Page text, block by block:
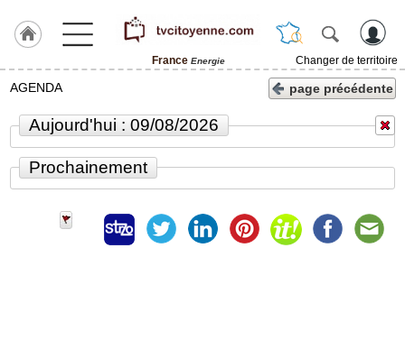
France Energie
Changer de territoire
Accueil
Rubrique
Agenda
AGENDA page précédente
Aujourd'hui : 09/08/2026
Prochainement